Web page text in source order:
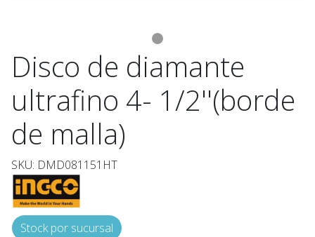
Disco de diamante
ultrafino 4- 1/2''(borde
de malla)
SKU: DMD081151HT
Stock por sucursal